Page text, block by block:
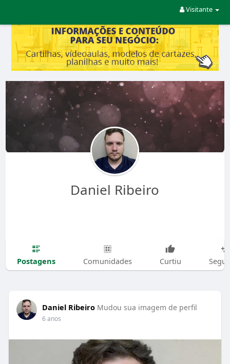
Visitante
Daniel Ribeiro
Postagens Comunidades Curtiu
Daniel Ribeiro Mudou sua imagem de perfil
6 anos